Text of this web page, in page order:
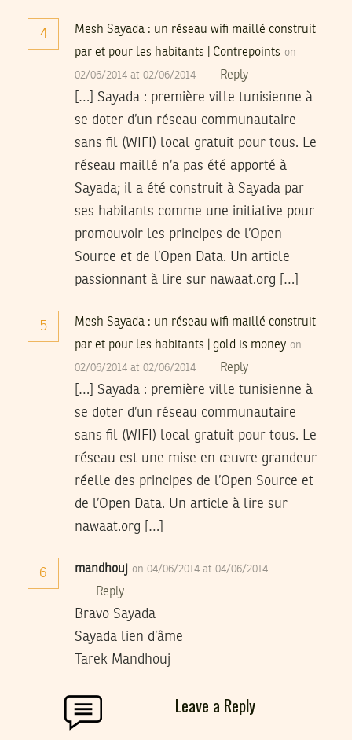
4
Mesh Sayada : un réseau wifi maillé construit
par et pour les habitants | Contrepoints on
02/06/2014 at 02/06/2014 Reply
[…] Sayada : première ville tunisienne à
se doter d’un réseau communautaire
sans fil (WIFI) local gratuit pour tous. Le
réseau maillé n’a pas été apporté à
Sayada; il a été construit à Sayada par
ses habitants comme une initiative pour
promouvoir les principes de l’Open
Source et de l’Open Data. Un article
passionnant à lire sur nawaat.org […]
5
Mesh Sayada : un réseau wifi maillé construit
par et pour les habitants | gold is money on
02/06/2014 at 02/06/2014 Reply
[…] Sayada : première ville tunisienne à
se doter d’un réseau communautaire
sans fil (WIFI) local gratuit pour tous. Le
réseau est une mise en œuvre grandeur
réelle des principes de l’Open Source et
de l’Open Data. Un article à lire sur
nawaat.org […]
6 mandhouj on 04/06/2014 at 04/06/2014
Reply
Bravo Sayada
Sayada lien d’âme
Tarek Mandhouj
Leave a Reply